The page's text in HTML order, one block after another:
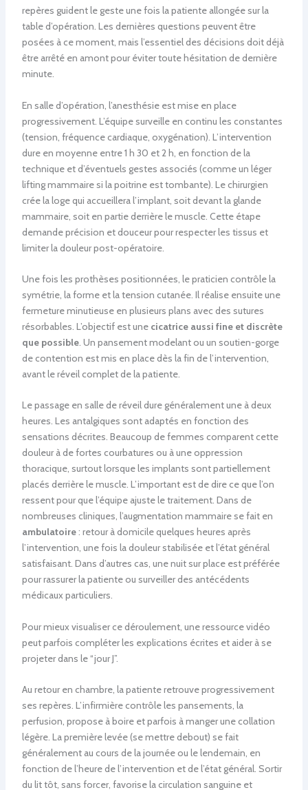
repères guident le geste une fois la patiente allongée sur la
table d’opération. Les dernières questions peuvent être
posées à ce moment, mais l’essentiel des décisions doit déjà
être arrêté en amont pour éviter toute hésitation de dernière
minute.
En salle d’opération, l’anesthésie est mise en place
progressivement. L’équipe surveille en continu les constantes
(tension, fréquence cardiaque, oxygénation). L’intervention
dure en moyenne entre 1 h 30 et 2 h, en fonction de la
technique et d’éventuels gestes associés (comme un léger
lifting mammaire si la poitrine est tombante). Le chirurgien
crée la loge qui accueillera l’implant, soit devant la glande
mammaire, soit en partie derrière le muscle. Cette étape
demande précision et douceur pour respecter les tissus et
limiter la douleur post-opératoire.
Une fois les prothèses positionnées, le praticien contrôle la
symétrie, la forme et la tension cutanée. Il réalise ensuite une
fermeture minutieuse en plusieurs plans avec des sutures
résorbables. L’objectif est une cicatrice aussi fine et discrète
que possible. Un pansement modelant ou un soutien-gorge
de contention est mis en place dès la fin de l’intervention,
avant le réveil complet de la patiente.
Le passage en salle de réveil dure généralement une à deux
heures. Les antalgiques sont adaptés en fonction des
sensations décrites. Beaucoup de femmes comparent cette
douleur à de fortes courbatures ou à une oppression
thoracique, surtout lorsque les implants sont partiellement
placés derrière le muscle. L’important est de dire ce que l’on
ressent pour que l’équipe ajuste le traitement. Dans de
nombreuses cliniques, l’augmentation mammaire se fait en
ambulatoire: retour à domicile quelques heures après
l’intervention, une fois la douleur stabilisée et l’état général
satisfaisant. Dans d’autres cas, une nuit sur place est préférée
pour rassurer la patiente ou surveiller des antécédents
médicaux particuliers.
Pour mieux visualiser ce déroulement, une ressource vidéo
peut parfois compléter les explications écrites et aider à se
projeter dans le “jour J”.
Au retour en chambre, la patiente retrouve progressivement
ses repères. L’infirmière contrôle les pansements, la
perfusion, propose à boire et parfois à manger une collation
légère. La première levée (se mettre debout) se fait
généralement au cours de la journée ou le lendemain, en
fonction de l’heure de l’intervention et de l’état général. Sortir
du lit tôt, sans forcer, favorise la circulation sanguine et